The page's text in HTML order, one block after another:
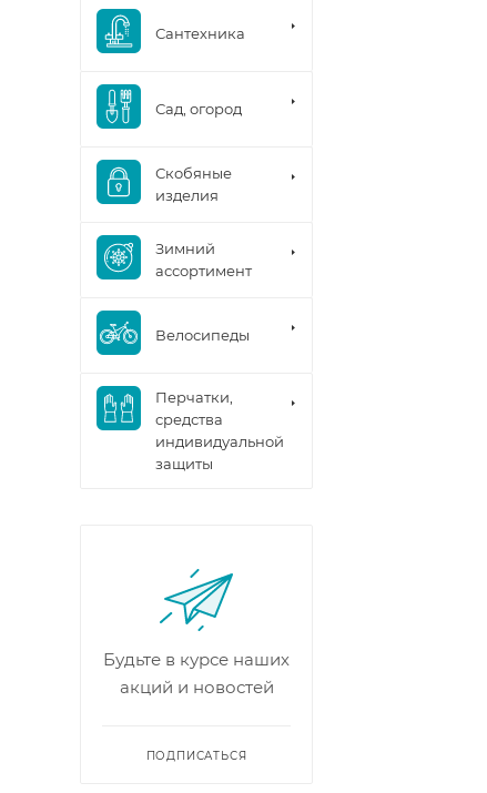
Сантехника
Сад, огород
Скобяные
изделия
Зимний
ассортимент
Велосипеды
Перчатки,
средства
индивидуальной
защиты
Будьте в курсе наших
акций и новостей
ПОДПИСАТЬСЯ